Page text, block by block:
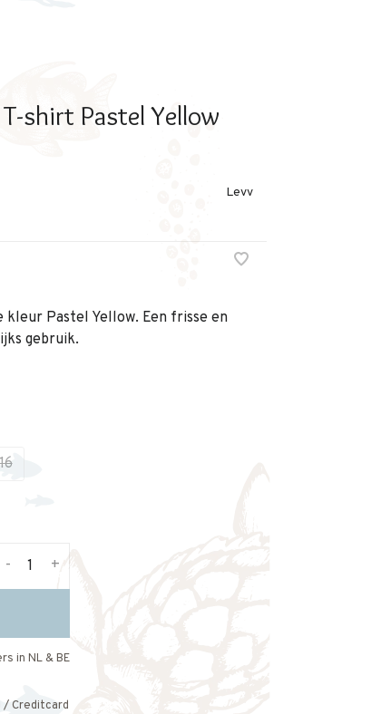
shirt Pastel Yellow
Levv
Pastel Yellow. Een frisse en
gebruik.
+
-
in NL & BE
/ Creditcard